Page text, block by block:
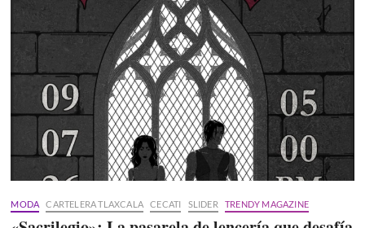
MODA CARTELERA TLAXCALA CECATI SLIDER TRENDY MAGAZINE